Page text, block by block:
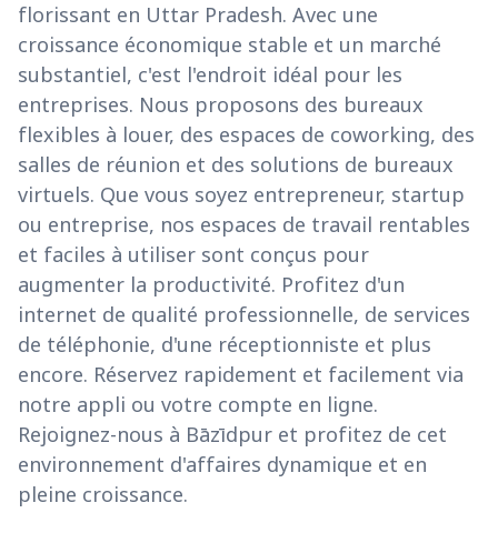
florissant en Uttar Pradesh. Avec une
croissance économique stable et un marché
substantiel, c'est l'endroit idéal pour les
entreprises. Nous proposons des bureaux
flexibles à louer, des espaces de coworking, des
salles de réunion et des solutions de bureaux
virtuels. Que vous soyez entrepreneur, startup
ou entreprise, nos espaces de travail rentables
et faciles à utiliser sont conçus pour
augmenter la productivité. Profitez d'un
internet de qualité professionnelle, de services
de téléphonie, d'une réceptionniste et plus
encore. Réservez rapidement et facilement via
notre appli ou votre compte en ligne.
Rejoignez-nous à Bāzīdpur et profitez de cet
environnement d'affaires dynamique et en
pleine croissance.